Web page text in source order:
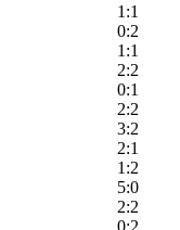
1:1
0:2
1:1
2:2
0:1
2:2
3:2
2:1
1:2
5:0
2:2